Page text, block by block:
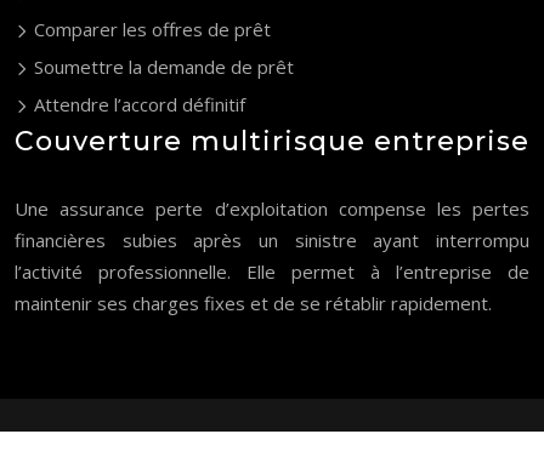
Comparer les offres de prêt
Soumettre la demande de prêt
Attendre l’accord définitif
Couverture multirisque entreprise
Une assurance perte d’exploitation compense les pertes
financières subies après un sinistre ayant interrompu
l’activité professionnelle. Elle permet à l’entreprise de
maintenir ses charges fixes et de se rétablir rapidement.